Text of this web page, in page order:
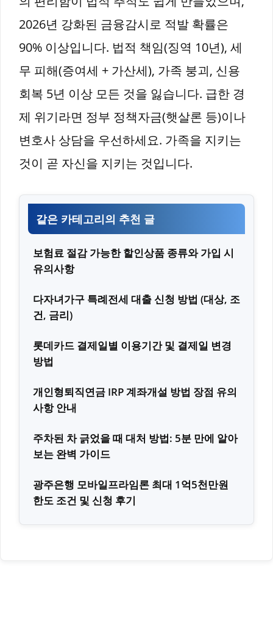
2026년 강화된 금융감시로 적발 확률은
90% 이상입니다. 법적 책임(징역 10년), 세
무 피해(증여세 + 가산세), 가족 붕괴, 신용
회복 5년 이상 모든 것을 잃습니다. 급한 경
제 위기라면 정부 정책자금(햇살론 등)이나
변호사 상담을 우선하세요. 가족을 지키는
것이 곧 자신을 지키는 것입니다.
같은 카테고리의 추천 글
보험료 절감 가능한 할인상품 종류와 가입 시
유의사항
다자녀가구 특례전세 대출 신청 방법 (대상, 조
건, 금리)
롯데카드 결제일별 이용기간 및 결제일 변경
방법
개인형퇴직연금 IRP 계좌개설 방법 장점 유의
사항 안내
주차된 차 긁었을 때 대처 방법: 5분 만에 알아
보는 완벽 가이드
광주은행 모바일프라임론 최대 1억5천만원
한도 조건 및 신청 후기